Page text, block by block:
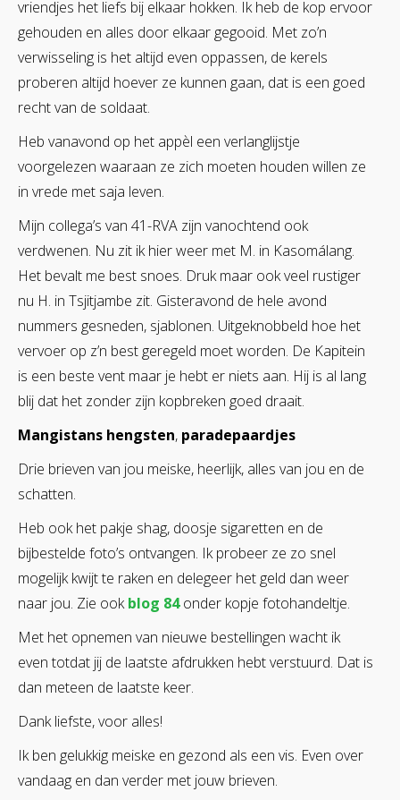
vriendjes het liefs bij elkaar hokken. Ik heb de kop ervoor
gehouden en alles door elkaar gegooid. Met zo’n
verwisseling is het altijd even oppassen, de kerels
proberen altijd hoever ze kunnen gaan, dat is een goed
recht van de soldaat.
Heb vanavond op het appèl een verlanglijstje
voorgelezen waaraan ze zich moeten houden willen ze
in vrede met saja leven.
Mijn collega’s van 41-RVA zijn vanochtend ook
verdwenen. Nu zit ik hier weer met M. in Kasomálang.
Het bevalt me best snoes. Druk maar ook veel rustiger
nu H. in Tsjitjambe zit. Gisteravond de hele avond
nummers gesneden, sjablonen. Uitgeknobbeld hoe het
vervoer op z’n best geregeld moet worden. De Kapitein
is een beste vent maar je hebt er niets aan. Hij is al lang
blij dat het zonder zijn kopbreken goed draait.
Mangistans hengsten, paradepaardjes
Drie brieven van jou meiske, heerlijk, alles van jou en de
schatten.
Heb ook het pakje shag, doosje sigaretten en de
bijbestelde foto’s ontvangen. Ik probeer ze zo snel
mogelijk kwijt te raken en delegeer het geld dan weer
naar jou. Zie ookblog 84onder kopje fotohandeltje.
Met het opnemen van nieuwe bestellingen wacht ik
even totdat jij de laatste afdrukken hebt verstuurd. Dat is
dan meteen de laatste keer.
Dank liefste, voor alles!
Ik ben gelukkig meiske en gezond als een vis. Even over
vandaag en dan verder met jouw brieven.